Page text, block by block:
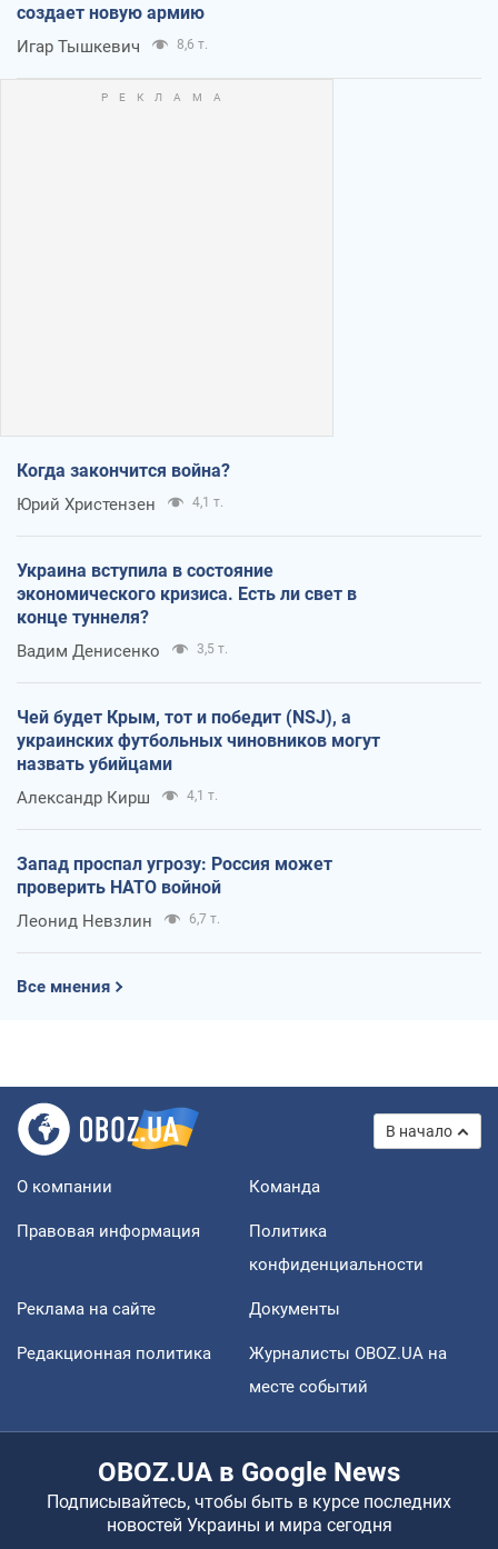
создает новую армию
Игар Тышкевич 8,6 т.
Когда закончится война?
Юрий Христензен 4,1 т.
Украина вступила в состояние
экономического кризиса. Есть ли свет в
конце туннеля?
Вадим Денисенко 3,5 т.
Чей будет Крым, тот и победит (NSJ), а
украинских футбольных чиновников могут
назвать убийцами
Александр Кирш 4,1 т.
Запад проспал угрозу: Россия может
проверить НАТО войной
Леонид Невзлин 6,7 т.
Все мнения
В начало
О компании Команда
Правовая информация
Политика
конфиденциальности
Реклама на сайте Документы
Редакционная политика
Журналисты OBOZ.UA на
месте событий
OBOZ.UA в Google News
Подписывайтесь, чтобы быть в курсе последних
новостей Украины и мира сегодня